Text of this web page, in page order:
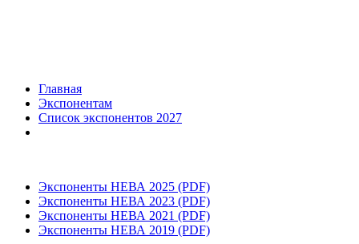
Главная
Экспонентам
Список экспонентов 2027
Экспоненты НЕВА 2025 (PDF)
Экспоненты НЕВА 2023 (PDF)
Экспоненты НЕВА 2021 (PDF)
Экспоненты НЕВА 2019 (PDF)